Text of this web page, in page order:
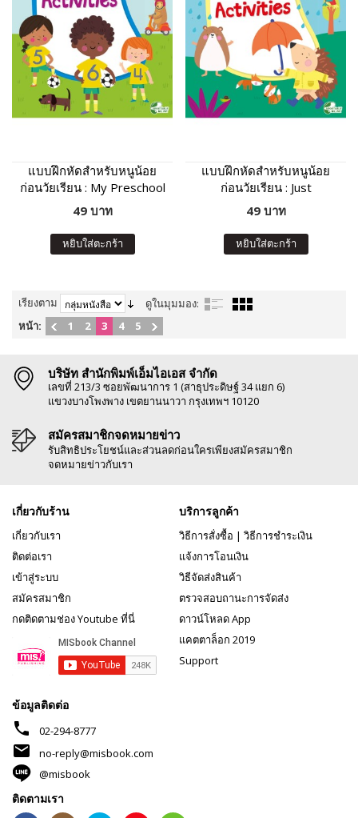
แบบฝึกหัดสำหรับหนูน้อย
ก่อนวัยเรียน : My Preschool
Activities
49 บาท
หยิบใส่ตะกร้า
แบบฝึกหัดสำหรับหนูน้อย
ก่อนวัยเรียน : Just
Preschool Activities
49 บาท
หยิบใส่ตะกร้า
เรียงตาม
ดูในมุมมอง:
หน้า:
1 2 3 4 5
บริษัท สำนักพิมพ์เอ็มไอเอส จำกัด
เลขที่ 213/3 ซอยพัฒนาการ 1 (สาธุประดิษฐ์ 34 แยก 6)
แขวงบางโพงพาง เขตยานนาวา กรุงเทพฯ 10120
สมัครสมาชิกจดหมายข่าว
รับสิทธิประโยชน์และส่วนลดก่อนใครเพียงสมัครสมาชิก
จดหมายข่าวกับเรา
เกี่ยวกับร้าน
เกี่ยวกับเรา
ติดต่อเรา
เข้าสู่ระบบ
สมัครสมาชิก
กดติดตามช่อง Youtube ที่นี่
บริการลูกค้า
วิธีการสั่งซื้อ | วิธีการชำระเงิน
แจ้งการโอนเงิน
วิธีจัดส่งสินค้า
ตรวจสอบถานะการจัดส่ง
ดาวน์โหลด App
แคตตาล็อก 2019
Support
ข้อมูลติดต่อ
phone 02-294-8777
mail
no-reply@misbook.com
@misbook
ติดตามเรา